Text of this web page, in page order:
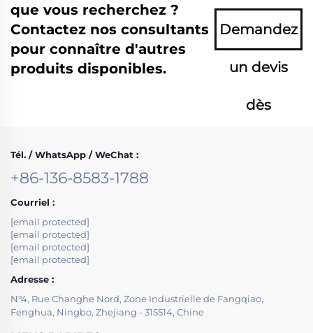
que vous recherchez ?
Contactez nos consultants
pour connaître d'autres
produits disponibles.
Demandez
un devis
dès
Tél. / WhatsApp / WeChat :
+86-136-8583-1788
Courriel :
[email protected]
[email protected]
[email protected]
[email protected]
Adresse :
N°4, Rue Changhe Nord, Zone Industrielle de Fangqiao,
Fenghua, Ningbo, Zhejiang - 315514, Chine